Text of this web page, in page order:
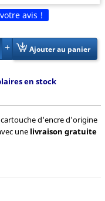
avis !
Ajouter au panier
en stock
d'encre d'origine
une livraison gratuite